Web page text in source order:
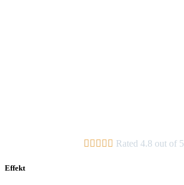
     Rated 4.8 out of 5
Effekt